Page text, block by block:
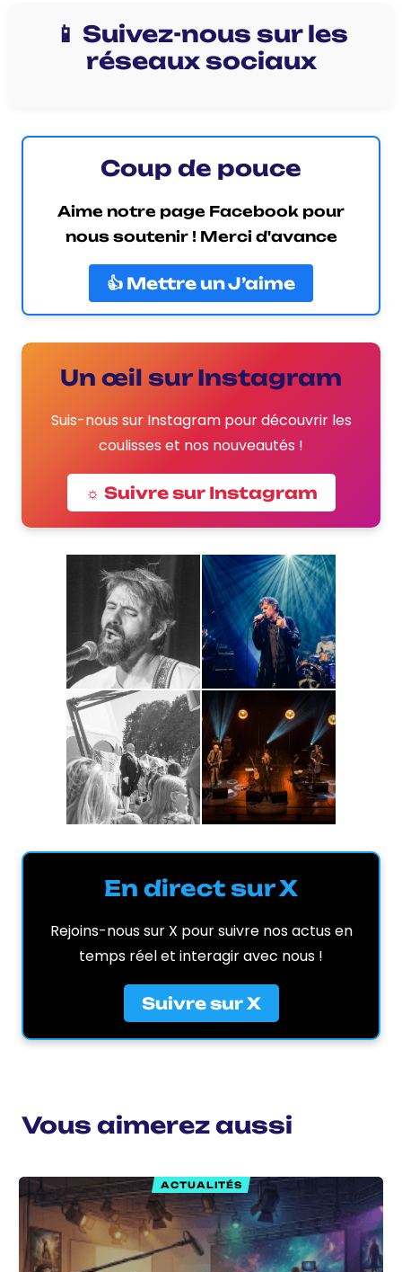
📱 Suivez-nous sur les
réseaux sociaux
Coup de pouce
Aime notre page Facebook pour
nous soutenir ! Merci d'avance
👍 Mettre un J’aime
Un œil sur Instagram
Suis-nous sur Instagram pour découvrir les
coulisses et nos nouveautés !
☼ Suivre sur Instagram
En direct sur X
Rejoins-nous sur X pour suivre nos actus en
temps réel et interagir avec nous !
Suivre sur X
Vous aimerez aussi
ACTUALITÉS